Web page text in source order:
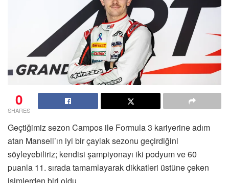
0
SHARES
Geçtiğimiz sezon Campos ile Formula 3 kariyerine adım
atan Mansell’ın iyi bir çaylak sezonu geçirdiğini
söyleyebiliriz; kendisi şampiyonayı iki podyum ve 60
puanla 11. sırada tamamlayarak dikkatleri üstüne çeken
isimlerden biri oldu.